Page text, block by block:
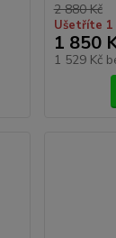
2 880 Kč
Ušetříte 1
1 850
1 529 Kč